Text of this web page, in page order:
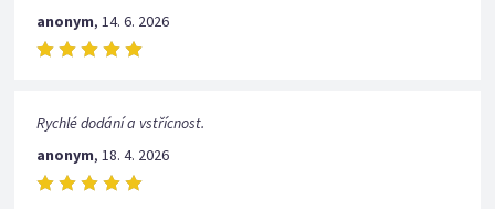
anonym,14. 6. 2026
Rychlé dodání a vstřícnost.
anonym,18. 4. 2026